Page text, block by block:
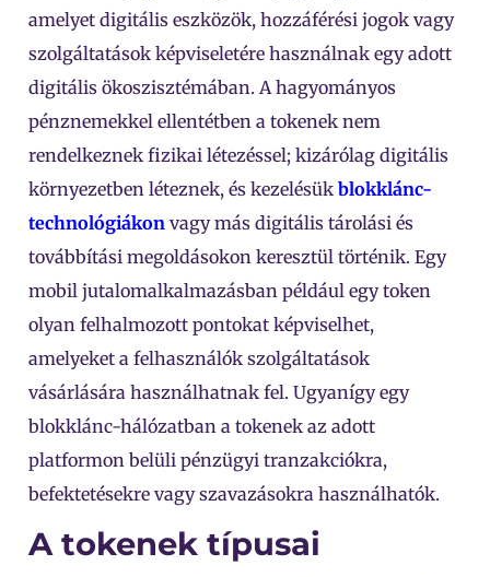
amelyet digitális eszközök, hozzáférési jogok vagy
szolgáltatások képviseletére használnak egy adott
digitális ökoszisztémában. A hagyományos
pénznemekkel ellentétben a tokenek nem
rendelkeznek fizikai létezéssel; kizárólag digitális
környezetben léteznek, és kezelésük blokklánc-
technológiákon vagy más digitális tárolási és
továbbítási megoldásokon keresztül történik. Egy
mobil jutalomalkalmazásban például egy token
olyan felhalmozott pontokat képviselhet,
amelyeket a felhasználók szolgáltatások
vásárlására használhatnak fel. Ugyanígy egy
blokklánc-hálózatban a tokenek az adott
platformon belüli pénzügyi tranzakciókra,
befektetésekre vagy szavazásokra használhatók.
A tokenek típusai